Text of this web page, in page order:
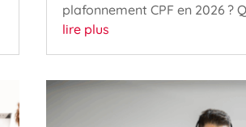
plafonnement CPF en 2026 ?
lire plus